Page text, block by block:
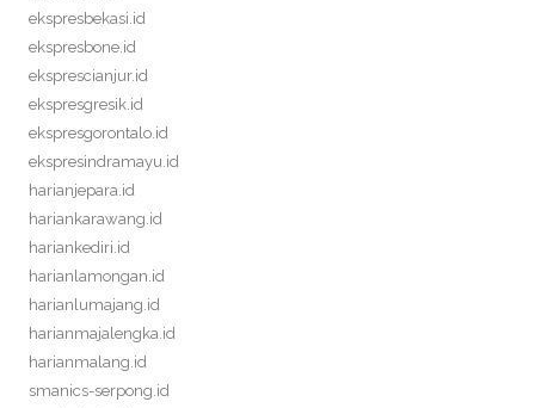
ekspresbekasi.id
ekspresbone.id
eksprescianjur.id
ekspresgresik.id
ekspresgorontalo.id
ekspresindramayu.id
harianjepara.id
hariankarawang.id
hariankediri.id
harianlamongan.id
harianlumajang.id
harianmajalengka.id
harianmalang.id
smanics-serpong.id